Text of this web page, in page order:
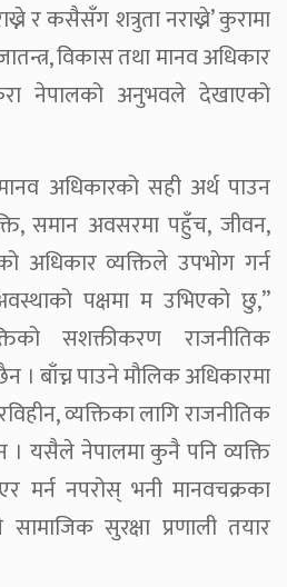
र कसैसँग शत्रुता नराख्ने’ कुरामा
विकास तथा मानव अधिकार
नेपालको अनुभवले देखाएको
मानव अधिकारको सही अर्थ पाउन
समान अवसरमा पहुँच, जीवन,
अधिकार व्यक्तिले उपभोग गर्न
पक्षमा म उभिएको छु,’’
सशक्तीकरण राजनीतिक
। बाँच्न पाउने मौलिक अधिकारमा
व्यक्तिका लागि राजनीतिक
यसैले नेपालमा कुनै पनि व्यक्ति
मर्न नपरोस् भनी मानवचक्रका
सुरक्षा प्रणाली तयार